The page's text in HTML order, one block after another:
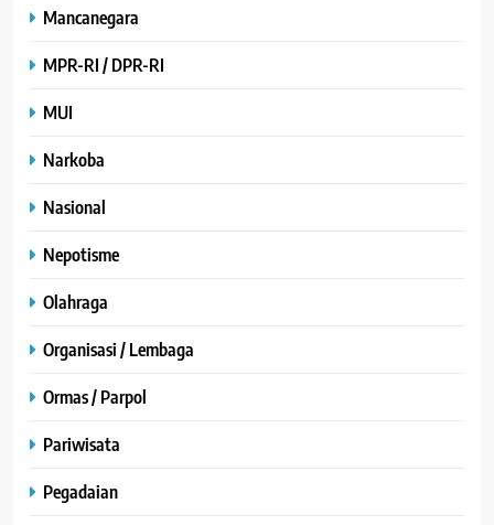
Mancanegara
MPR-RI / DPR-RI
MUI
Narkoba
Nasional
Nepotisme
Olahraga
Organisasi / Lembaga
Ormas / Parpol
Pariwisata
Pegadaian